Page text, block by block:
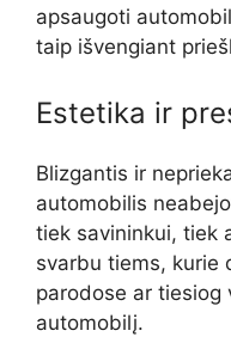
apsaugoti
taip išvengiant
Estetika ir
Blizgantis ir
automobilis
tiek savininkui, tiek
svarbu tiems, kurie
parodose ar
automobilį.